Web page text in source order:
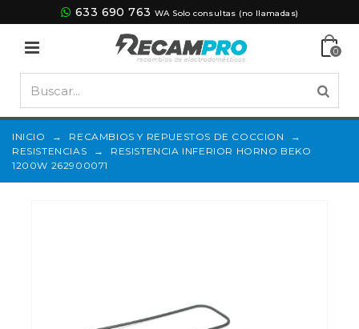
633 690 763 WA Solo consultas (no llamadas)
0
INICIO → RECAMBIOS Y REPUESTOS DE COCCION
→
RESISTENCIAS
→
RESISTENCIA INFERIOR HORNO BEKO
1200W 262900071